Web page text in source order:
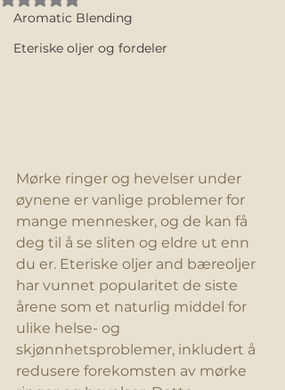
Aromatic Blending
Eteriske oljer og fordeler
Mørke ringer og hevelser under
øynene er vanlige problemer for
mange mennesker, og de kan få
deg til å se sliten og eldre ut enn
du er. Eteriske oljer and bæreoljer
har vunnet popularitet de siste
årene som et naturlig middel for
ulike helse- og
skjønnhetsproblemer, inkludert å
redusere forekomsten av mørke